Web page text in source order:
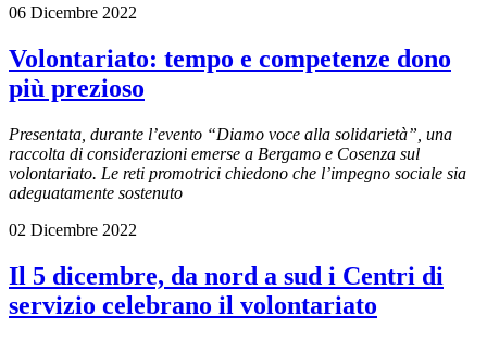
06 Dicembre 2022
Volontariato: tempo e competenze dono
più prezioso
Presentata, durante l’evento “Diamo voce alla solidarietà”, una
raccolta di considerazioni emerse a Bergamo e Cosenza sul
volontariato. Le reti promotrici chiedono che l’impegno sociale sia
adeguatamente sostenuto
02 Dicembre 2022
Il 5 dicembre, da nord a sud i Centri di
servizio celebrano il volontariato